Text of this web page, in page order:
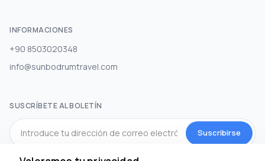
INFORMACIONES
+90 8503020348
info@sunbodrumtravel.com
SUSCRÍBETE AL BOLETÍN
Suscribirse